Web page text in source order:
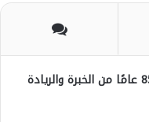
مجموعة شركات ملجراميكال.. أكثر من 85 عامًا من الخبرة والريادة